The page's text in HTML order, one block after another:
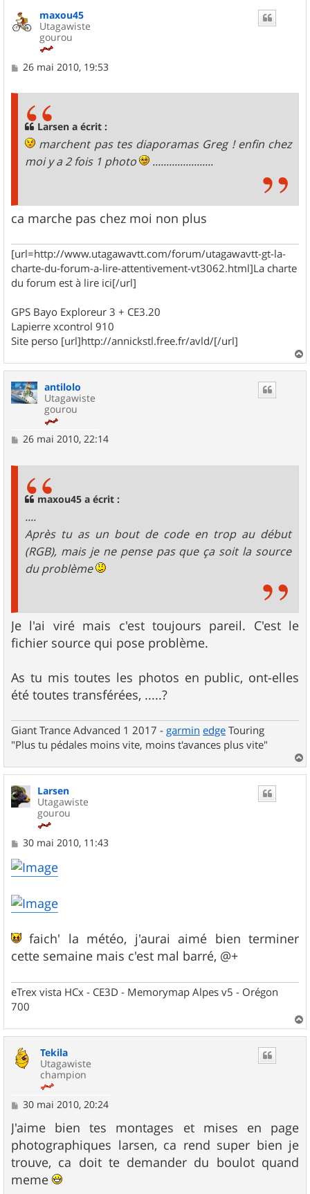
maxou45
Utagawiste
gourou
M
26 mai 2010, 19:53
Larsen a écrit :
marchent pas tes diaporamas Greg ! enfin chez
moi y a 2 fois 1 photo
......................
ca marche pas chez moi non plus
[url=http://www.utagawavtt.com/forum/utagawavtt-gt-la-
charte-du-forum-a-lire-attentivement-vt3062.html]La charte
du forum est à lire ici[/url]
GPS Bayo Exploreur 3 + CE3.20
Lapierre xcontrol 910
Site perso [url]http://annickstl.free.fr/avld/[/url]
a
antilolo
Utagawiste
gourou
M
26 mai 2010, 22:14
maxou45 a écrit :
....
Après tu as un bout de code en trop au début
(RGB), mais je ne pense pas que ça soit la source
du problème
Je l'ai viré mais c'est toujours pareil. C'est le
fichier source qui pose problème.
As tu mis toutes les photos en public, ont-elles
été toutes transférées, .....?
Giant Trance Advanced 1 2017 - garmin edge Touring
"Plus tu pédales moins vite, moins t'avances plus vite"
a
Larsen
Utagawiste
gourou
M
s
s
g
e
30 mai 2010, 11:43
faich' la météo, j'aurai aimé bien terminer
cette semaine mais c'est mal barré, @+
eTrex vista HCx - CE3D - Memorymap Alpes v5 - Orégon
700
a
Tekila
Utagawiste
champion
M
s
s
a
g
e
30 mai 2010, 20:24
J'aime bien tes montages et mises en page
photographiques larsen, ca rend super bien je
trouve, ca doit te demander du boulot quand
meme